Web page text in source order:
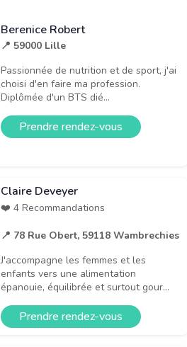
Berenice Robert
📍 59000 Lille
Passionnée de nutrition et de sport, j'ai
choisi d'en faire ma profession.
Diplômée d'un BTS dié...
Prendre rendez-vous
Claire Deveyer
❤️ 4 Recommandations
📍 78 Rue Obert, 59118 Wambrechies
J'accompagne les femmes et les
enfants vers une alimentation
épanouie, équilibrée et surtout gour...
Prendre rendez-vous